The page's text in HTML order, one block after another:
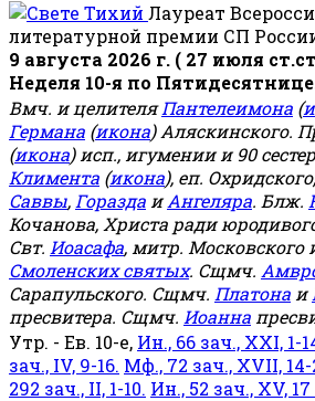
Лауреат
литературной премии СП
9 августа 2026 г. ( 27 июля
Неделя 10-я по
Вмч. и целителяПантелеимона (
Германа (икона) Аляскинского.
(икона) исп., игумении и 90
Климента (икона), еп. Охридского,
Саввы, Горазда иАнгеляра. Блж.
Кочанова, Христа ради
Свт. Иоасафа, митр. Московского
Смоленских святых. Сщмч.
Сарапульского. Сщмч. Платона и
пресвитера. Сщмч. Иоанна
Утр. - Ев. 10-е, Ин., 66 зач., XXI, 1-
зач., IV, 9-16. Мф., 72 зач., XVII, 14-
292 зач., II, 1-10. Ин., 52 зач., XV,